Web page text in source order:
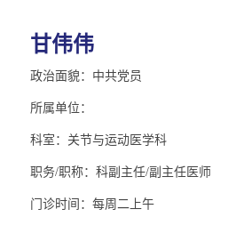
甘伟伟
政治面貌：中共党员
所属单位：
科室：关节与运动医学科
职务/职称：科副主任/副主任医师
门诊时间：每周二上午